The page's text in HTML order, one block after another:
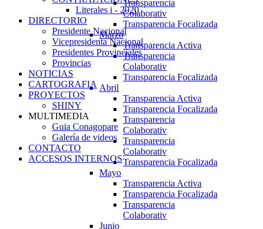
Transparencia
Colaborativ
Transparencia Focalizada
Marzo
Transparencia Activa
Transparencia
Colaborativ
Transparencia Focalizada
Abril
Transparencia Activa
Transparencia Focalizada
Transparencia
Colaborativ
Transparencia
Colaborativ
Transparencia Focalizada
Mayo
Transparencia Activa
Transparencia Focalizada
Transparencia
Colaborativ
Junio
Literales i - 2020
DIRECTORIO
Presidente Nacional
Vicepresidenta Nacional
Presidentes Provinciales
Provincias
NOTICIAS
CARTOGRAFIA
PROYECTOS
SHINY
MULTIMEDIA
Guia Conagopare
Galería de videos
CONTACTO
ACCESOS INTERNOS